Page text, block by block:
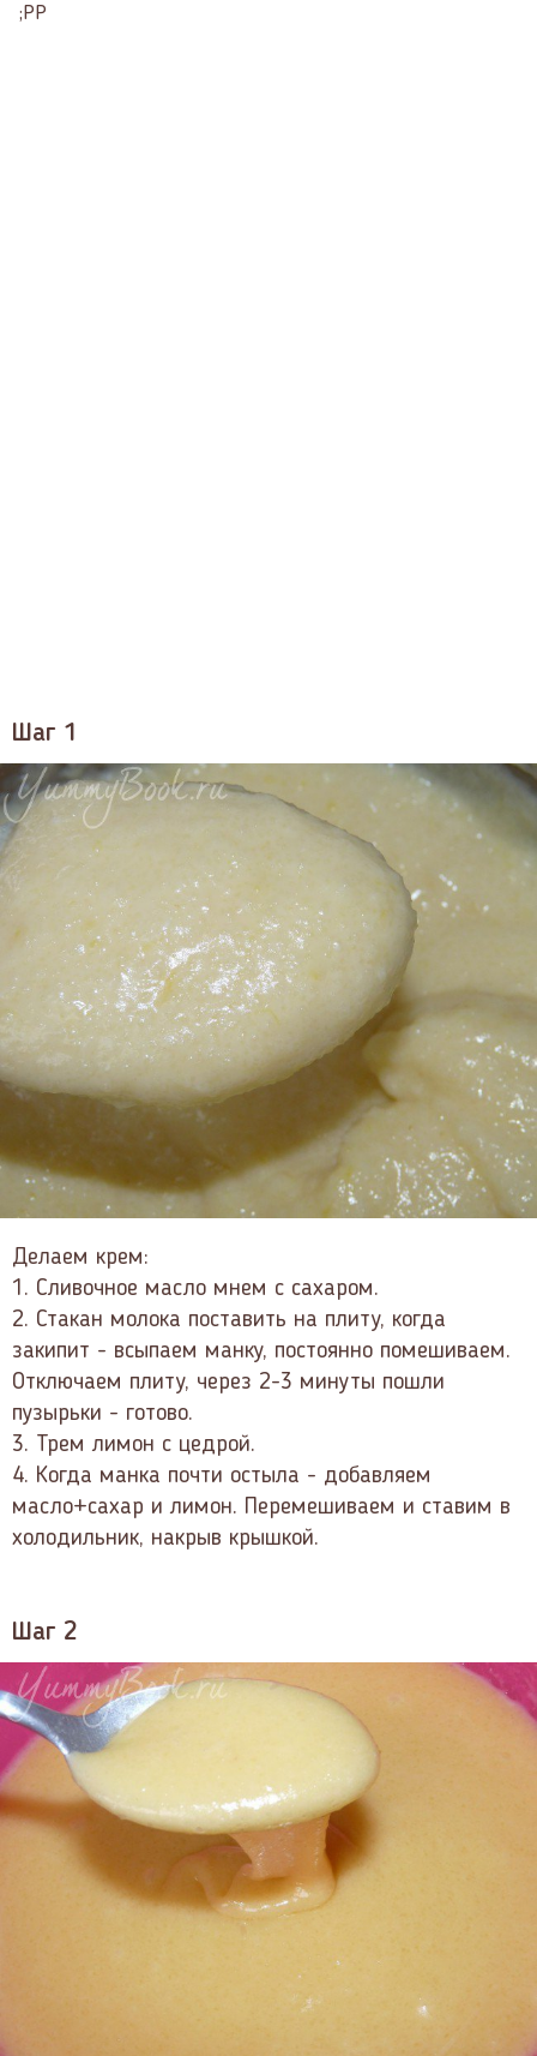
;РР
Шаг 1
Делаем крем:
1. Сливочное масло мнем с сахаром.
2. Стакан молока поставить на плиту, когда
закипит - всыпаем манку, постоянно помешиваем.
Отключаем плиту, через 2-3 минуты пошли
пузырьки - готово.
3. Трем лимон с цедрой.
4. Когда манка почти остыла - добавляем
масло+сахар и лимон. Перемешиваем и ставим в
холодильник, накрыв крышкой.
Шаг 2